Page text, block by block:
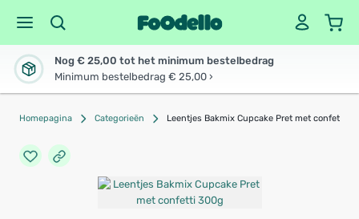
Nog € 25,00 tot het minimum bestelbedrag
Minimum bestelbedrag € 25,00 ›
Homepagina Categorieën Leentjes Bakmix Cupcake Pret met confetti